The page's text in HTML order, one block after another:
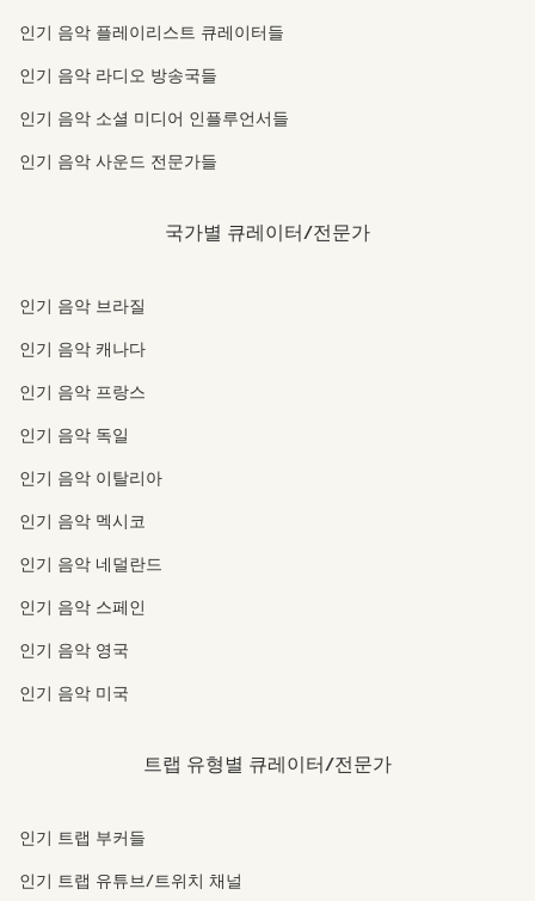
인기 음악 플레이리스트 큐레이터들
인기 음악 라디오 방송국들
인기 음악 소셜 미디어 인플루언서들
인기 음악 사운드 전문가들
국가별 큐레이터/전문가
인기 음악 브라질
인기 음악 캐나다
인기 음악 프랑스
인기 음악 독일
인기 음악 이탈리아
인기 음악 멕시코
인기 음악 네덜란드
인기 음악 스페인
인기 음악 영국
인기 음악 미국
트랩 유형별 큐레이터/전문가
인기 트랩 부커들
인기 트랩 유튜브/트위치 채널